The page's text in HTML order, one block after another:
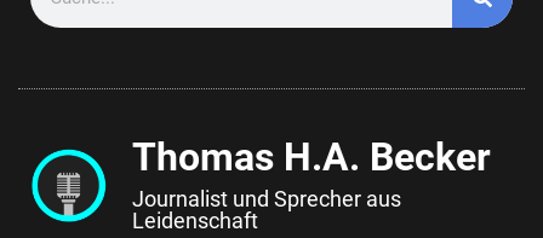
Thomas H.A. Becker
Journalist und Sprecher aus
Leidenschaft